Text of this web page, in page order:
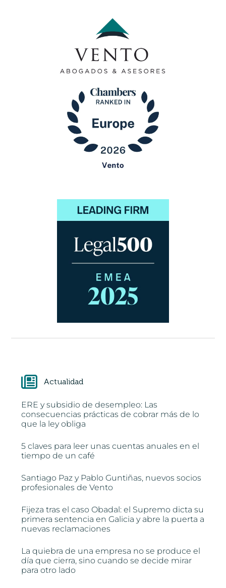
Actualidad
ERE y subsidio de desempleo: Las
consecuencias prácticas de cobrar más de lo
que la ley obliga
5 claves para leer unas cuentas anuales en el
tiempo de un café
Santiago Paz y Pablo Guntiñas, nuevos socios
profesionales de Vento
Fijeza tras el caso Obadal: el Supremo dicta su
primera sentencia en Galicia y abre la puerta a
nuevas reclamaciones
La quiebra de una empresa no se produce el
día que cierra, sino cuando se decide mirar
para otro lado